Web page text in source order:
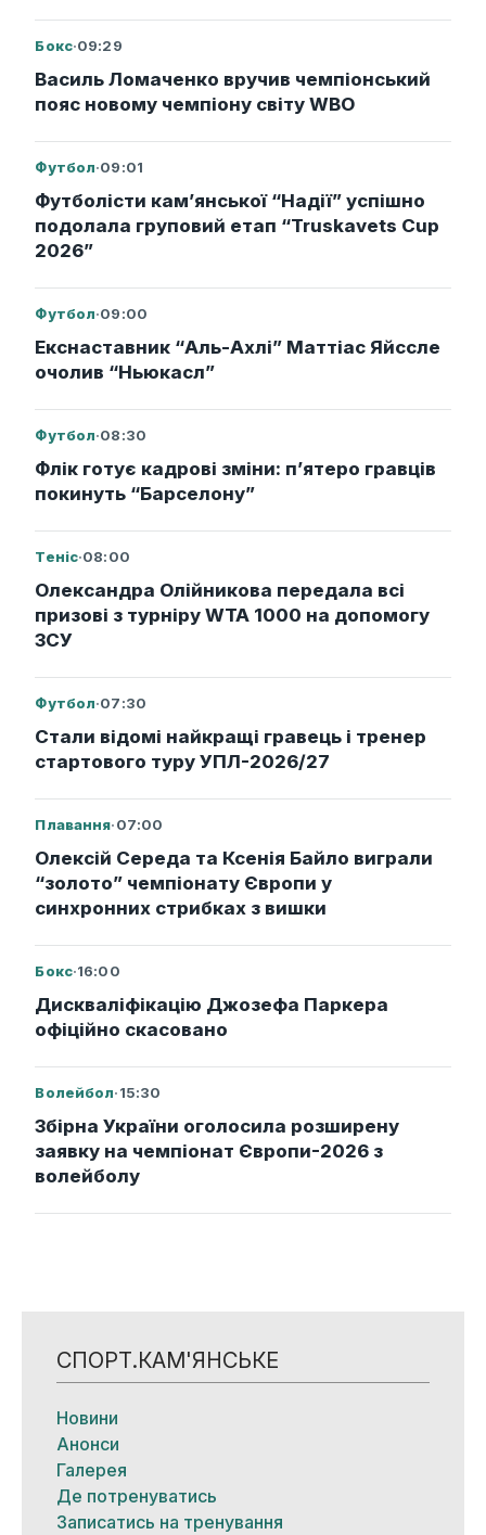
Бокс·09:29
Василь Ломаченко вручив чемпіонський
пояс новому чемпіону світу WBO
Футбол·09:01
Футболісти кам’янської “Надії” успішно
подолала груповий етап “Truskavets Cup
2026”
Футбол·09:00
Екснаставник “Аль-Ахлі” Маттіас Яйссле
очолив “Ньюкасл”
Футбол·08:30
Флік готує кадрові зміни: п’ятеро гравців
покинуть “Барселону”
Теніс·08:00
Олександра Олійникова передала всі
призові з турніру WTA 1000 на допомогу
ЗСУ
Футбол·07:30
Стали відомі найкращі гравець і тренер
стартового туру УПЛ-2026/27
Плавання·07:00
Олексій Середа та Ксенія Байло виграли
“золото” чемпіонату Європи у
синхронних стрибках з вишки
Бокс·16:00
Дискваліфікацію Джозефа Паркера
офіційно скасовано
Волейбол·15:30
Збірна України оголосила розширену
заявку на чемпіонат Європи-2026 з
волейболу
СПОРТ.КАМ'ЯНСЬКЕ
Новини
Анонси
Галерея
Де потренуватись
Записатись на тренування